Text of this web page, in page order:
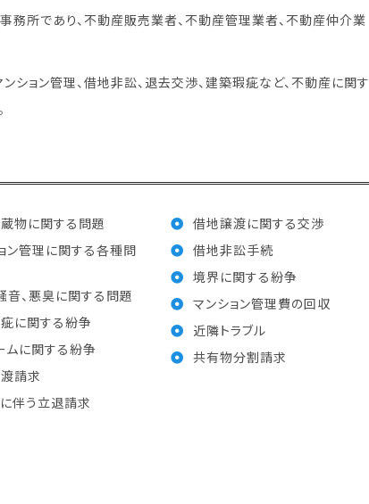
務所であり、不動産販売業者、不動産管理業者、不動産仲介業
ション管理、借地非訟、退去交渉、建築瑕疵など、不動産に関す
物に関する問題
ン管理に関する各種問
音、悪臭に関する問題
に関する紛争
ムに関する紛争
請求
伴う立退請求
借地譲渡に関する交渉
借地非訟手続
境界に関する紛争
マンション管理費の回収
近隣トラブル
共有物分割請求